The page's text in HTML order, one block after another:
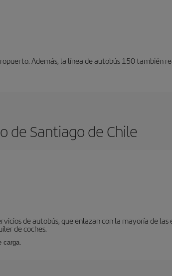
Además, la línea de autobús 150 también
de Santiago de Chile
de autobús, que enlazan con la mayoría de
de coches.
carga.